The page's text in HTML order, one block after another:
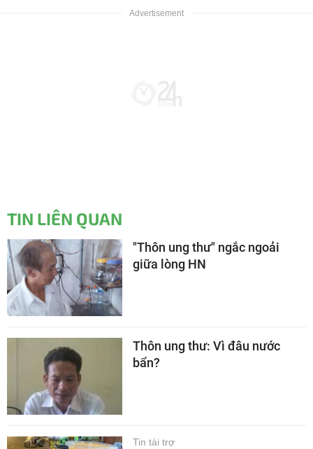
TIN LIÊN QUAN
"Thôn ung thư" ngắc ngoải
giữa lòng HN
Thôn ung thư: Vì đâu nước
bẩn?
Tin tài trợ